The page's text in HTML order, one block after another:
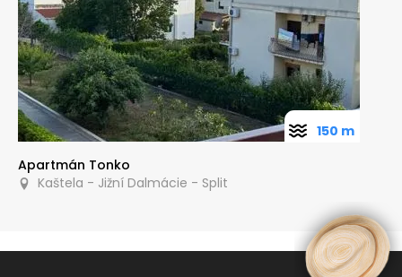
Apartmán Tonko
Kaštela - Jižní Dalmácie - Split
150 m